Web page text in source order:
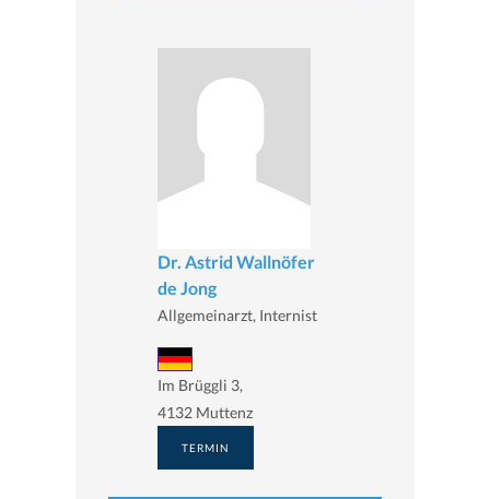
Dr. Astrid Wallnöfer
de Jong
Allgemeinarzt, Internist
Im Brüggli 3,
4132 Muttenz
TERMIN